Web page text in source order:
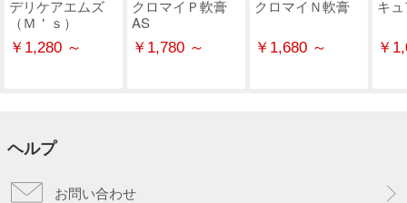
デリケアエムズ
（Ｍ＇ｓ）
￥1,280 ～
クロマイＰ軟膏
AS
￥1,780 ～
クロマイＮ軟膏
￥1,680 ～
キ
￥
ヘルプ
お問い合わせ